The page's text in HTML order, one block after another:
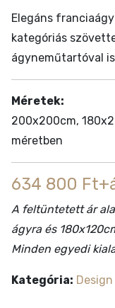
Elegáns
kategóriás
ágyneműtartóval
Méretek:
200x200cm,
méretben
634 800
A feltüntetett ár
ágyra és
Minden egyedi
Kategória: